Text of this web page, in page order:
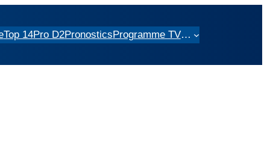
Top 14Pro D2PronosticsProgramme TV…